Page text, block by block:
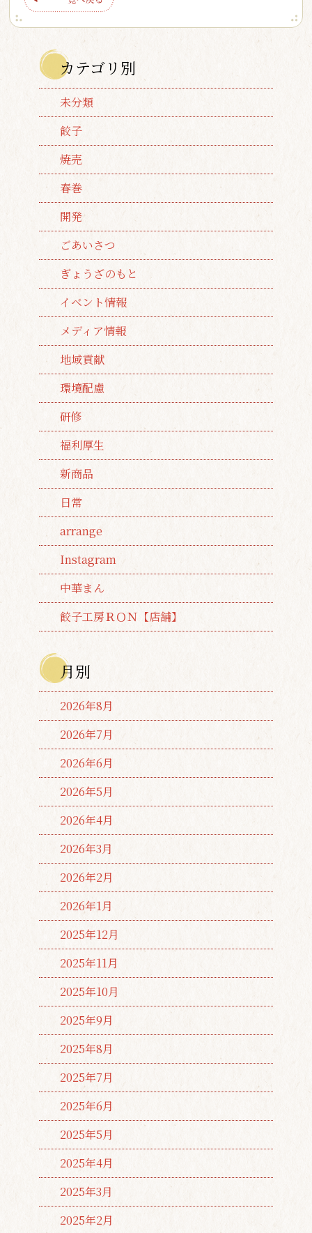
カテゴリ別
未分類
餃子
焼売
春巻
開発
ごあいさつ
ぎょうざのもと
イベント情報
メディア情報
地域貢献
環境配慮
研修
福利厚生
新商品
日常
arrange
Instagram
中華まん
餃子工房ＲＯＮ【店舗】
月別
2026年8月
2026年7月
2026年6月
2026年5月
2026年4月
2026年3月
2026年2月
2026年1月
2025年12月
2025年11月
2025年10月
2025年9月
2025年8月
2025年7月
2025年6月
2025年5月
2025年4月
2025年3月
2025年2月